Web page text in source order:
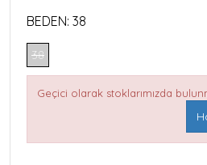
BEDEN: 38
38
Geçici olarak stoklarımızda